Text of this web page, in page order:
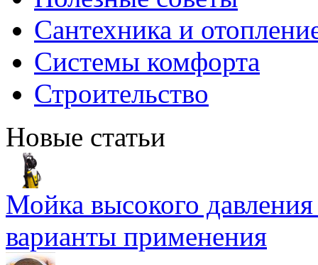
Сантехника и
Системы комфорта
Строительство
Новые статьи
Мойка высокого
варианты применения